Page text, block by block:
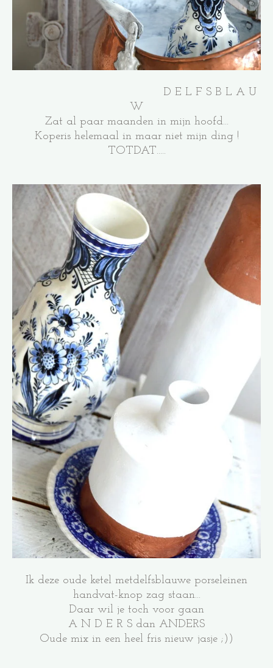
D E L F S B L A U
W
Zat al paar maanden in mijn hoofd...
Koperis helemaal in maar niet mijn ding !
TOTDAT.....
Ik deze oude ketel metdelfsblauwe porseleinen
handvat-knop zag staan...
Daar wil je toch voor gaan
A N D E R S dan ANDERS
Oude mix in een heel fris nieuw jasje ;))